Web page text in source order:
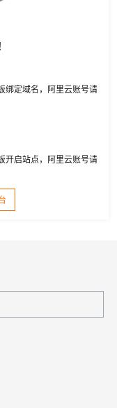
绑定域名，阿里云账号请
开启站点，阿里云账号请